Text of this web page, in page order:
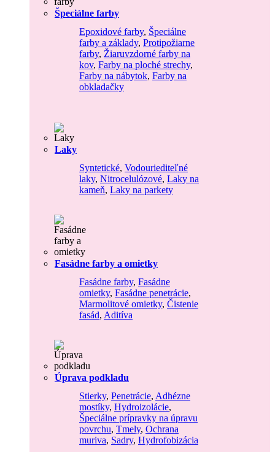
Špeciálne farby
Epoxidové farby, Špeciálne
farby a základy, Protipožiarne
farby, Žiaruvzdorné farby na
kov, Farby na ploché strechy,
Farby na nábytok, Farby na
obkladačky
Laky
Syntetické, Vodouriediteľné
laky, Nitrocelulózové, Laky na
kameň, Laky na parkety
Fasádne farby a omietky
Fasádne farby, Fasádne
omietky, Fasádne penetrácie,
Marmolitové omietky, Čistenie
fasád, Aditíva
Úprava podkladu
Stierky, Penetrácie, Adhézne
mostíky, Hydroizolácie,
Špeciálne prípravky na úpravu
povrchu, Tmely, Ochrana
muriva, Sadry, Hydrofobizácia